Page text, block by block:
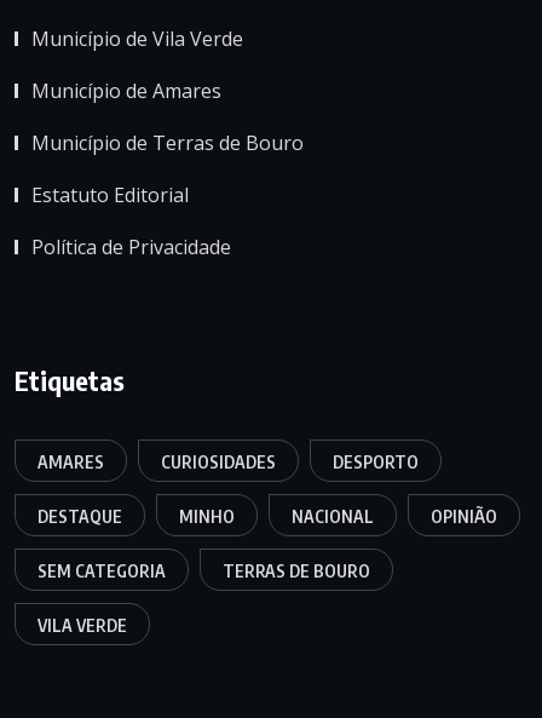
Município de Vila Verde
Município de Amares
Município de Terras de Bouro
Estatuto Editorial
Política de Privacidade
Etiquetas
AMARES CURIOSIDADES DESPORTO
DESTAQUE MINHO NACIONAL OPINIÃO
SEM CATEGORIA TERRAS DE BOURO
VILA VERDE